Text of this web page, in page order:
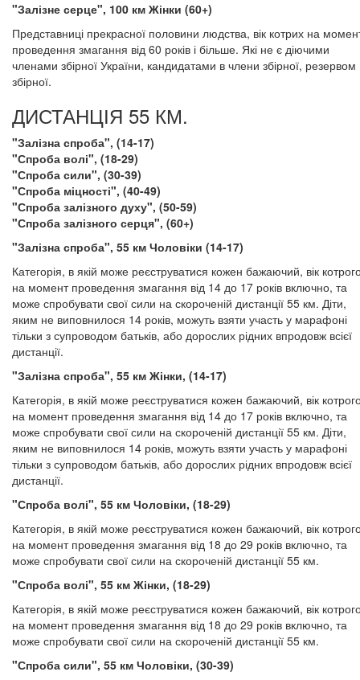
"Залізне серце", 100 км Жінки (60+)
Представниці прекрасної половини людства, вік котрих на
проведення змагання від 60 років і більше. Які не є діючими
членами збірної України, кандидатами в члени збірної, резервом
збірної.
ДИСТАНЦІЯ 55 КМ.
"Залізна спроба", (14-17)
"Спроба волі", (18-29)
"Спроба сили", (30-39)
"Спроба міцності", (40-49)
"Спроба залізного духу", (50-59)
"Спроба залізного серця", (60+)
"Залізна спроба", 55 км Чоловіки (14-17)
Категорія, в якій може реєструватися кожен бажаючий, вік
на момент проведення змагання від 14 до 17 років включно, та
може спробувати свої сили на скороченій дистанції 55 км. Діти,
яким не виповнилося 14 років, можуть взяти участь у марафоні
тільки з супроводом батьків, або дорослих рідних впродовж всієї
дистанції.
"Залізна спроба", 55 км Жінки, (14-17)
Категорія, в якій може реєструватися кожен бажаючий, вік
на момент проведення змагання від 14 до 17 років включно, та
може спробувати свої сили на скороченій дистанції 55 км. Діти,
яким не виповнилося 14 років, можуть взяти участь у марафоні
тільки з супроводом батьків, або дорослих рідних впродовж всієї
дистанції.
"Спроба волі", 55 км Чоловіки, (18-29)
Категорія, в якій може реєструватися кожен бажаючий, вік
на момент проведення змагання від 18 до 29 років включно, та
може спробувати свої сили на скороченій дистанції 55 км.
"Спроба волі", 55 км Жінки, (18-29)
Категорія, в якій може реєструватися кожен бажаючий, вік
на момент проведення змагання від 18 до 29 років включно, та
може спробувати свої сили на скороченій дистанції 55 км.
"Спроба сили", 55 км Чоловіки, (30-39)